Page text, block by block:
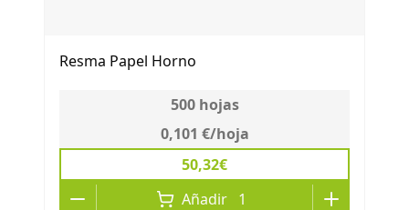
Resma Papel Horno
500 hojas
0,101 €/hoja
50,32€
Añadir 1